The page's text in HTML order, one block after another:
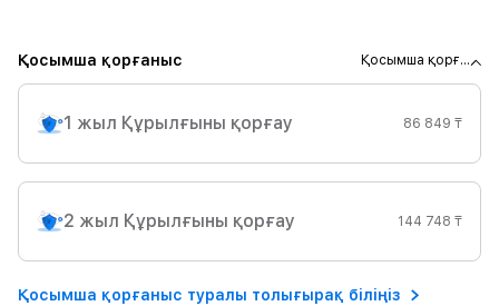
Қосымша қорғаныс Қосымша қорғ...
1 жыл Құрылғыны қорғау 86 849 ₸
2 жыл Құрылғыны қорғау 144 748 ₸
Қосымша қорғаныс туралы толығырақ біліңіз